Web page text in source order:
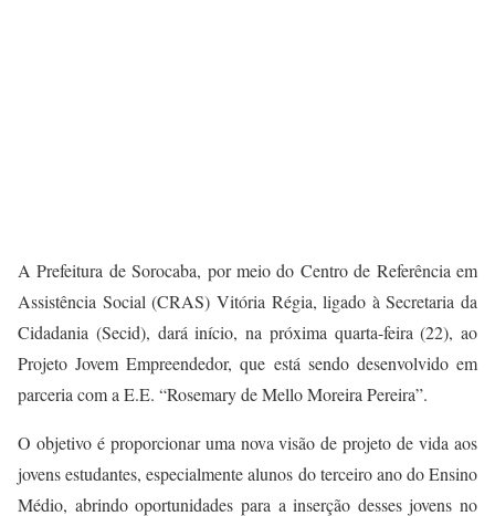
A Prefeitura de Sorocaba, por meio do Centro de Referência em
Assistência Social (CRAS) Vitória Régia, ligado à Secretaria da
Cidadania (Secid), dará início, na próxima quarta-feira (22), ao
Projeto Jovem Empreendedor, que está sendo desenvolvido em
parceria com a E.E. “Rosemary de Mello Moreira Pereira”.
O objetivo é proporcionar uma nova visão de projeto de vida aos
jovens estudantes, especialmente alunos do terceiro ano do Ensino
Médio, abrindo oportunidades para a inserção desses jovens no